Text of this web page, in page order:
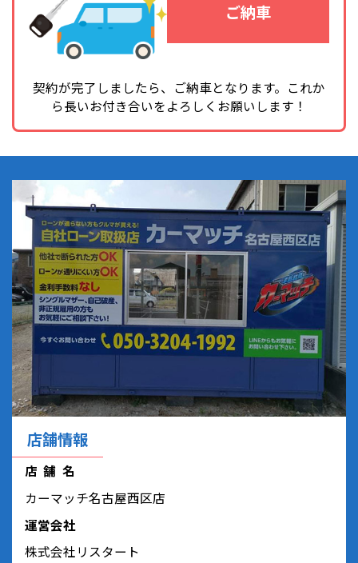
ご納車
契約が完了しましたら、ご納車となります。 これか
ら長いお付き合いをよろしくお願いします！
店舗情報
店舗名
カーマッチ名古屋西区店
運営会社
株式会社リスタート